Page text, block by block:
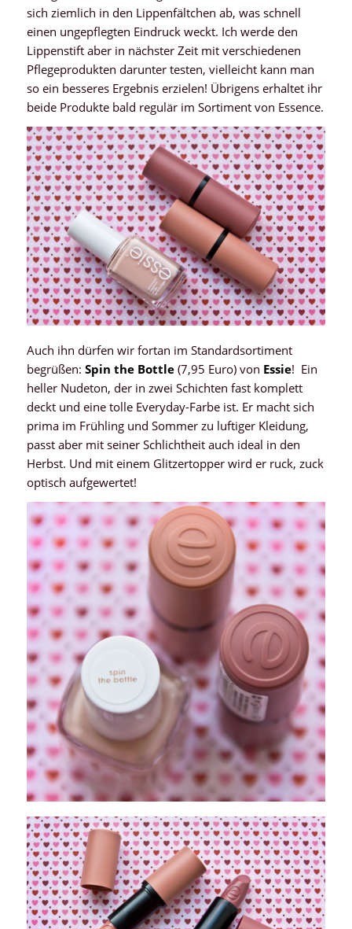
sich ziemlich in den Lippenfältchen ab, was schnell
einen ungepflegten Eindruck weckt. Ich werde den
Lippenstift aber in nächster Zeit mit verschiedenen
Pflegeprodukten darunter testen, vielleicht kann man
so ein besseres Ergebnis erzielen! Übrigens erhaltet ihr
beide Produkte bald regulär im Sortiment von Essence.
Auch ihn dürfen wir fortan im Standardsortiment
begrüßen: Spin the Bottle(7,95 Euro) von Essie! Ein
heller Nudeton, der in zwei Schichten fast komplett
deckt und eine tolle Everyday-Farbe ist. Er macht sich
prima im Frühling und Sommer zu luftiger Kleidung,
passt aber mit seiner Schlichtheit auch ideal in den
Herbst. Und mit einem Glitzertopper wird er ruck, zuck
optisch aufgewertet!